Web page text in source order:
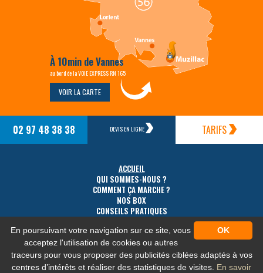
02 97 48 38 38 DEVIS EN LIGNE TARIFS
À 10min de Vannes
au bord de la VOIE EXPRESS RN 165
VOIR LA CARTE
ACCUEIL
QUI SOMMES-NOUS ?
COMMENT ÇA MARCHE ?
NOS BOX
CONSEILS PRATIQUES
ACCÈS
CONTACT
MENTIONS LÉGALES-PLAN DU SITE-PROTECTION DES DONNÉES PERSONNELLES -NOS FLUX RSS
OK
En poursuivant votre navigation sur ce site, vous
acceptez l'utilisation de cookies ou autres
traceurs pour vous proposer des publicités ciblées adaptés à vos
centres d’intérêts et réaliser des statistiques de visites. En savoir